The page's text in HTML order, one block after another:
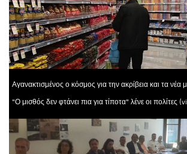
Αγανακτισμένος ο κόσμος για την ακρίβεια και τα
"Ο μισθός δεν φτάνει πια για τίποτα" λένε οι πολίτες